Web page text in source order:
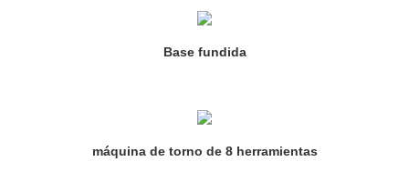
Base fundida
máquina de torno de 8 herramientas